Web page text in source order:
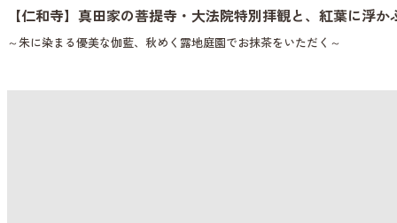
【仁和寺】真田家の菩提寺・大法院特別拝観と、紅葉に浮か
～朱に染まる優美な伽藍、秋めく露地庭園でお抹茶をいただく～